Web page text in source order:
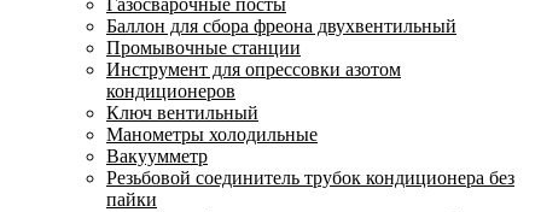
Газосварочные посты
Баллон для сбора фреона двухвентильный
Промывочные станции
Инструмент для опрессовки азотом
кондиционеров
Ключ вентильный
Манометры холодильные
Вакуумметр
Резьбовой соединитель трубок кондиционера без
пайки